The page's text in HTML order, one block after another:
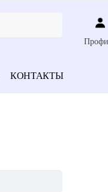
КОНТАКТЫ